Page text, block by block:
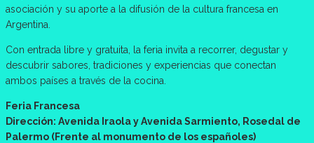
asociación y su aporte a la difusión de la cultura francesa en
Argentina.
Con entrada libre y gratuita, la feria invita a recorrer, degustar y
descubrir sabores, tradiciones y experiencias que conectan
ambos países a través de la cocina.
Feria Francesa
Dirección: Avenida Iraola y Avenida Sarmiento, Rosedal de
Palermo (Frente al monumento de los españoles)